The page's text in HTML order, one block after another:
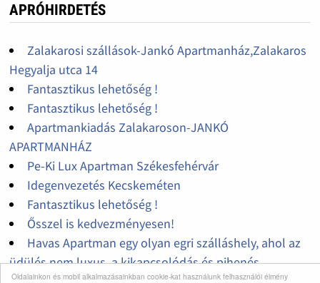
Oldalainkon és mobil alkalmazásainkban cookie-kat használunk felhasználói élmény
APRÓHIRDETÉS
Zalakarosi szállások-Jankó Apartmanház,Zalakaros
Hegyalja utca 14
Fantasztikus lehetőség !
Fantasztikus lehetőség !
Apartmankiadás Zalakaroson-JANKÓ
APARTMANHÁZ
Pe-Ki Lux Apartman Székesfehérvár
Idegenvezetés Kecskeméten
Fantasztikus lehetőség !
Ősszel is kedvezményesen!
Havas Apartman egy olyan egri szálláshely, ahol az
üdülés nem luxus, a kikapcsolódás és pihenés